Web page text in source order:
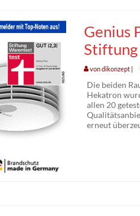
Genius
vondikonzept|
Die beiden
Hekatron
allen 20
erneut